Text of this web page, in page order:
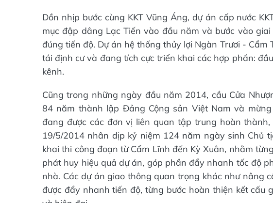
Dồn nhịp bước cùng KKT Vũng Áng, dự án cấp nước
mục đập dâng Lạc Tiến vào đầu năm và bước vào
đúng tiến độ. Dự án hệ thống thủy lợi Ngàn Trươi - Cẩm
tái định cư và đang tích cực triển khai các hợp phần:
kênh.
Cũng trong những ngày đầu năm 2014, cầu Cửa
84 năm thành lập Đảng Cộng sản Việt Nam và
đang được các đơn vị liên quan tập trung hoàn
19/5/2014 nhân dịp kỷ niệm 124 năm ngày sinh Chủ
khai thi công đoạn từ Cẩm Lĩnh đến Kỳ Xuân, nhằm
phát huy hiệu quả dự án, góp phần đẩy nhanh tốc độ
nhà. Các dự án giao thông quan trọng khác như nâng
được đẩy nhanh tiến độ, từng bước hoàn thiện kết cấu